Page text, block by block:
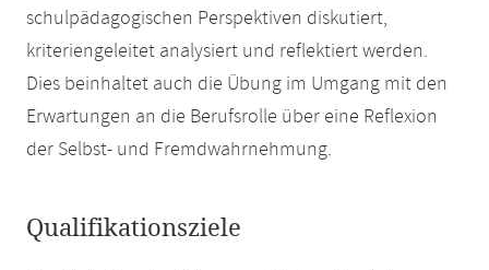
schulpädagogischen Perspektiven diskutiert,
kriteriengeleitet analysiert und reflektiert werden.
Dies beinhaltet auch die Übung im Umgang mit den
Erwartungen an die Berufsrolle über eine Reflexion
der Selbst- und Fremdwahrnehmung.
Qualifikationsziele